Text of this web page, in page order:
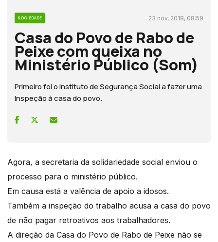
SOCIEDADE 23 nov, 2018, 08:59
Casa do Povo de Rabo de
Peixe com queixa no
Ministério Público (Som)
Primeiro foi o Instituto de Segurança Social a fazer uma
Inspeção à casa do povo.
Agora, a secretaria da solidariedade social enviou o
processo para o ministério público.
Em causa está a valência de apoio a idosos.
Também a inspeção do trabalho acusa a casa do povo
de não pagar retroativos aos trabalhadores.
A direção da Casa do Povo de Rabo de Peixe não se